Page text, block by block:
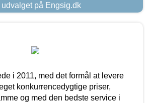
udvalget på Engsig.dk
i 2011, med det formål at levere
konkurrencedygtige priser,
og med den bedste service i